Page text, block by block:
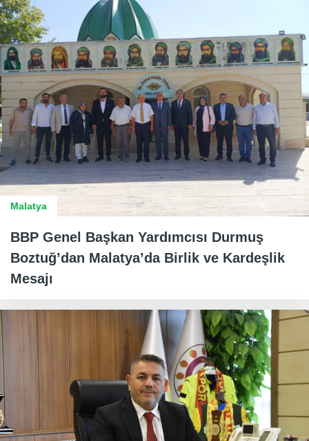
Malatya
BBP Genel Başkan Yardımcısı Durmuş
Boztuğ’dan Malatya’da Birlik ve Kardeşlik
Mesajı